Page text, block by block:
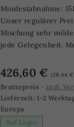
Mindestabnahme:
Unser regulärer
Mischung sehr
jede Gelegenheit.
426,60 €(28,44
Bruttopreis
zzgl.
Lieferzeit: 1-2
Europa
Auf Lager